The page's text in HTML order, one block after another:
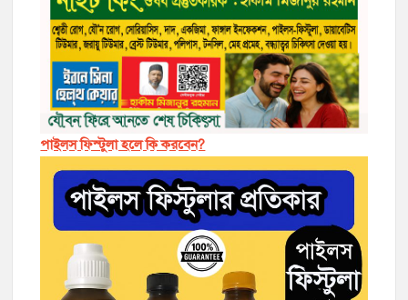
পাইলস ফিস্টুলা হলে কি করবেন?